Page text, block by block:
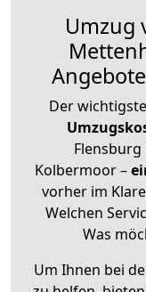
Umzug
Der
Kolbermoor –
vorher im
Welchen
Was
Um Ihnen bei